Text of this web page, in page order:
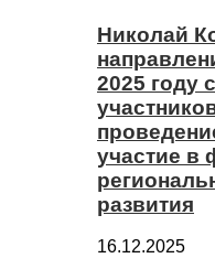
Николай
2025 году
участие в
развития
16.12.2025